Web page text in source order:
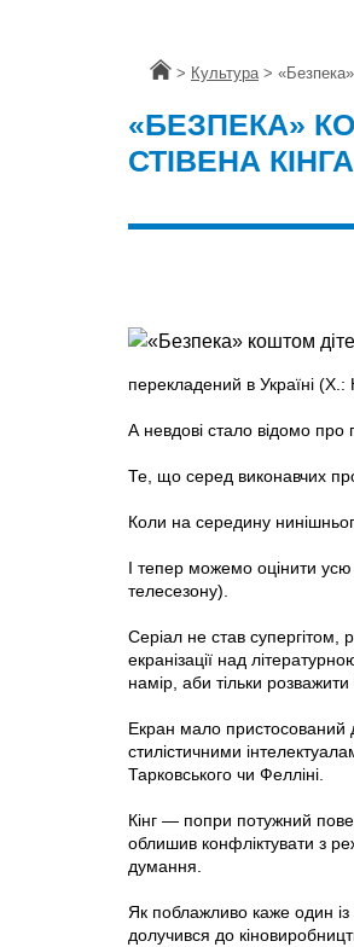
Головна
> Культура >
«БЕЗПЕКА»
СТІВЕНА КІНГА
перекладений в Україні (Х.:
А невдові стало відомо про
Те, що серед виконавчих
Коли на середину
І тепер можемо оцінити усю
телесезону).
Серіал не став супергітом,
екранізації над
намір, аби тільки
Екран мало пристосований
стилістичними
Тарковського чи Фелліні.
Кінг — попри потужний
облишив конфліктувати з
думання.
Як поблажливо каже один із
долучився до